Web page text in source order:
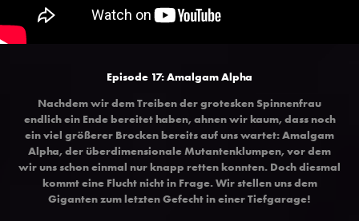
Episode 17: Amalgam Alpha
Nachdem wir dem Treiben der grotesken Spinnenfrau
endlich ein Ende bereitet haben, ahnen wir kaum, dass noch
ein viel größerer Brocken bereits auf uns wartet: Amalgam
Alpha, der überdimensionale Mutantenklumpen, vor dem
wir uns schon einmal nur knapp retten konnten. Doch diesmal
kommt eine Flucht nicht in Frage. Wir stellen uns dem
Giganten zum letzten Gefecht in einer Tiefgarage!